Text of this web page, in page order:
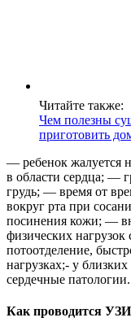
Читайте также:
Чем полезны
приготовить
— ребенок
в области сердца; —
грудь; — время от
вокруг рта при
посинения кожи; —
физических
потоотделение,
нагрузках;- у
сердечные патологии.
Как проводится УЗИ